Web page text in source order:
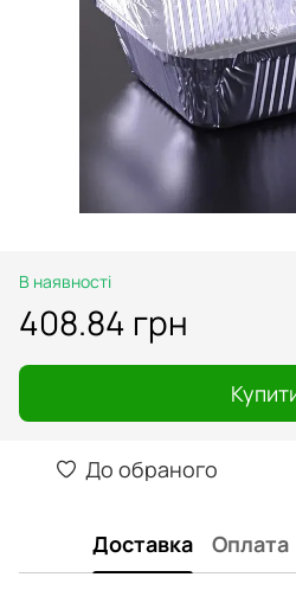
В наявності
408.84 грн
До обраного
Доставка Оплата